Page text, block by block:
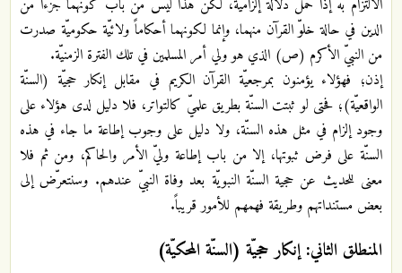
الدين في حالة خلوّ القرآن منهما، وإنما لكونهما أحكاماً ولائيّة حكوميّة صدرت
من النبيّ الأكرم (ص) الذي هو ولي أمر المسلمين في تلك الفترة الزمنيّة.
إذن؛ فهؤلاء يؤمنون بمرجعيّة القرآن الكريم في مقابل إنكار حجيّة (السنّة
الواقعيّة)؛ فحتى لو ثبتت السنّة بطريق علميّ كالتواتر، فلا دليل لدى هؤلاء على
وجود إلزام في مثل هذه السنّة، ولا دليل على وجوب إطاعة ما جاء في هذه
السنّة على فرض ثبوتها، إلا من باب إطاعة وليّ الأمر والحاكم، ومن ثم فلا
معنى للحديث عن حجية السنّة النبويّة بعد وفاة النبيّ عندهم. وسنتعرّض إلى
بعض مستنداتهم وطريقة فهمهم للأمور قريباً.
المنطلق الثاني: إنكار حجيّة (السنّة المحكيّة)